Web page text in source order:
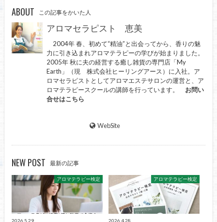
ABOUT この記事をかいた人
アロマセラピスト 恵美
2004年 春、初めて“精油”と出会ってから、香りの魅
力に引き込まれアロマテラピーの学びが始まりました。
2005年 秋に夫の経営する癒し雑貨の専門店「My
Earth」（現 株式会社ヒーリングアース）に入社。ア
ロマセラピストとしてアロマエステサロンの運営と、ア
ロマテラピースクールの講師を行っています。 お問い
合せはこちら
WebSite
NEW POST 最新の記事
アロマテラピー検定
2026.5.29
アロマテラピー検定
2026.4.28